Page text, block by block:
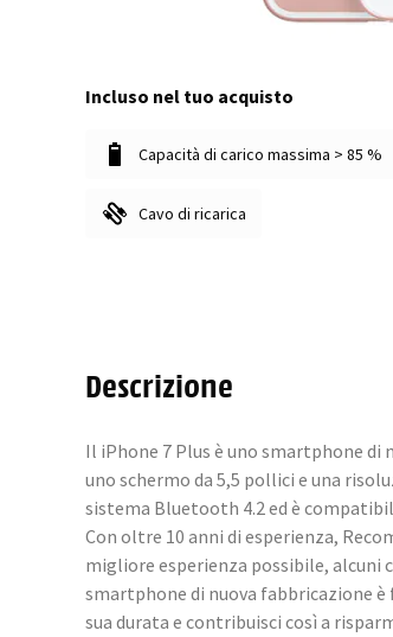
Incluso nel tuo acquisto
Capacità di carico massima > 85 %
Cavo di ricarica
Descrizione
Il iPhone 7 Plus è uno smartphone di
uno schermo da 5,5 pollici e una
sistema Bluetooth 4.2 ed è
Con oltre 10 anni di esperienza,
migliore esperienza possibile,
smartphone di nuova fabbricazione
sua durata e contribuisci così a